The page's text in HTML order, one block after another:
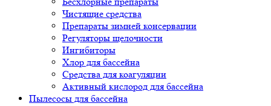
Чистящие средства
Препараты зимней консервации
Регуляторы щелочности
Ингибиторы
Хлор для бассейна
Средства для коагуляции
Активный кислород для бассейна
Пылесосы для бассейна